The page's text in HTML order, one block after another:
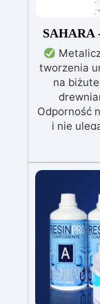
SAHARA
tworzenia
na
Odporność
i nie
żywicy
dekoracji.
różnych
Paleta